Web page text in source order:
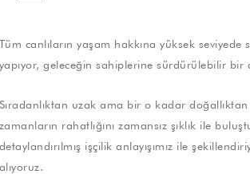
Tüm canlıların yaşam hakkına yüksek
yapıyor, geleceğin sahiplerine sürdürülebilir bir
Sıradanlıktan uzak ama bir o kadar
zamanların rahatlığını zamansız şıklık ile
detaylandırılmış işçilik anlayışımız ile
alıyoruz.